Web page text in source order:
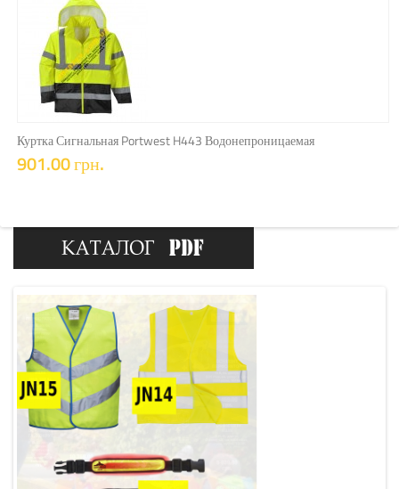
Куртка Сигнальная Portwest H443 Водонепроницаемая
901.00 грн.